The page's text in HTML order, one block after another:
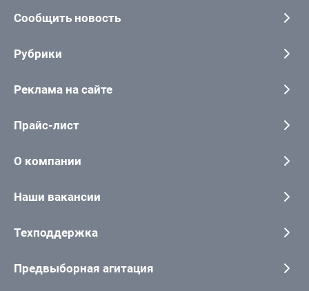
Сообщить новость
Рубрики
Реклама на сайте
Прайс-лист
О компании
Наши вакансии
Техподдержка
Предвыборная агитация